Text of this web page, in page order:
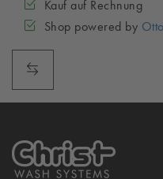
Kauf auf Rechnung
Shop powered by